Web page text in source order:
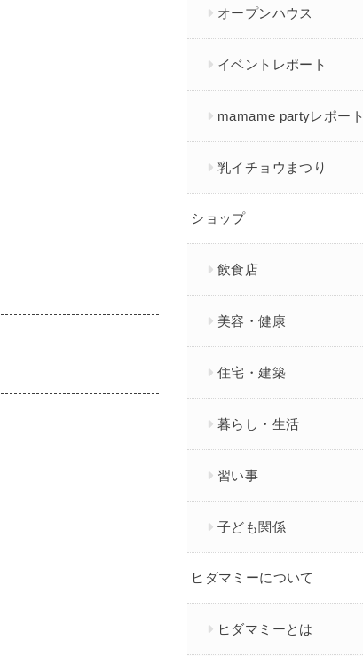
オープンハウス
イベントレポート
mamame partyレポート
乳イチョウまつり
ショップ
飲食店
美容・健康
住宅・建築
暮らし・生活
習い事
子ども関係
ヒダマミーについて
ヒダマミーとは